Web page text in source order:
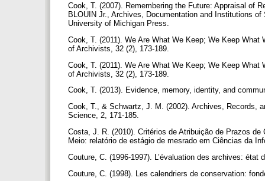
Cook, T. (2007). Remembering the Future: Appraisal of
BLOUIN Jr., Archives, Documentation and Institutions
University of Michigan Press.
Cook, T. (2011). We Are What We Keep; We Keep
of Archivists, 32 (2), 173-189.
Cook, T. (2011). We Are What We Keep; We Keep
of Archivists, 32 (2), 173-189.
Cook, T. (2013). Evidence, memory, identity, and
Cook, T., & Schwartz, J. M. (2002). Archives, Records,
Science, 2, 171-185.
Costa, J. R. (2010). Critérios de Atribuição de Prazos
Meio: relatório de estágio de mesrado em Ciências da
Couture, C. (1996-1997). L’évaluation des archives:
Couture, C. (1998). Les calendriers de conservation: